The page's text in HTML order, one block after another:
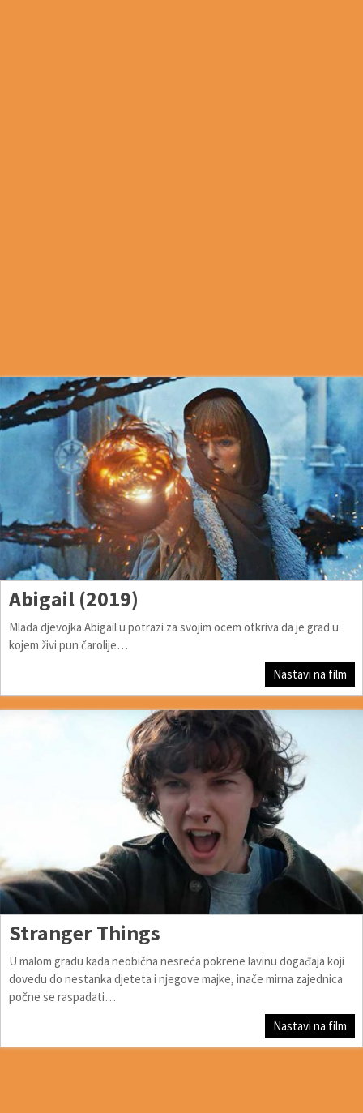
Abigail (2019)
Mlada djevojka Abigail u potrazi za svojim ocem otkriva da je grad u
kojem živi pun čarolije…
Nastavi na film
Stranger Things
U malom gradu kada neobična nesreća pokrene lavinu događaja koji
dovedu do nestanka djeteta i njegove majke, inače mirna zajednica
počne se raspadati…
Nastavi na film